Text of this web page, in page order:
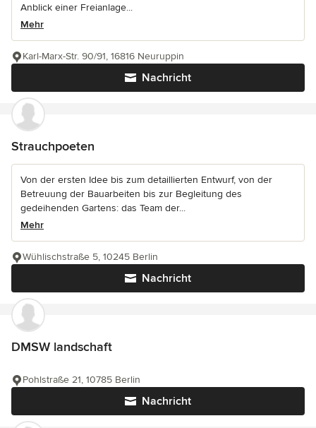
Anblick einer Freianlage...
Mehr
Nachricht
Karl-Marx-Str. 90/91, 16816 Neuruppin
Strauchpoeten
Von der ersten Idee bis zum detaillierten Entwurf, von der
Betreuung der Bauarbeiten bis zur Begleitung des
gedeihenden Gartens: das Team der...
Mehr
Nachricht
Wühlischstraße 5, 10245 Berlin
DMSW landschaft
Nachricht
Pohlstraße 21, 10785 Berlin